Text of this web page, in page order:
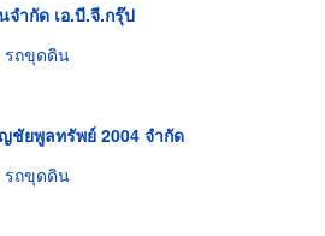
ำกัด เอ.บี.จี.กรุ๊ป
รถขุดดิน
ชัยพูลทรัพย์ 2004 จำกัด
รถขุดดิน